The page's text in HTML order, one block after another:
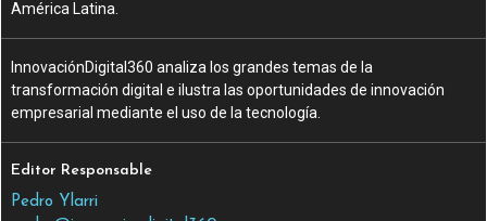
América Latina.
InnovaciónDigital360 analiza los grandes temas de la
transformación digital e ilustra las oportunidades de innovación
empresarial mediante el uso de la tecnología.
Editor Responsable
Pedro Ylarri